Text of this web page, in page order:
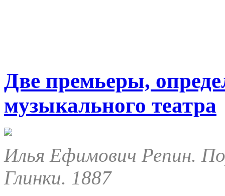
Две премьеры,
музыкального театра
Илья Ефимович Репин.
Глинки. 1887